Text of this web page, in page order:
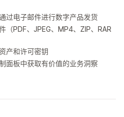
过电子邮件进行数字产品发货
（PDF、JPEG、MP4、ZIP、RAR
产和许可密钥
面板中获取有价值的业务洞察